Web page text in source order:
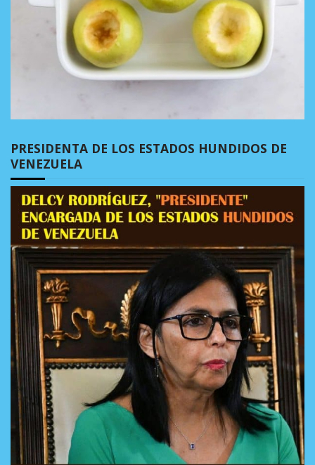
PRESIDENTA DE LOS ESTADOS HUNDIDOS DE
VENEZUELA